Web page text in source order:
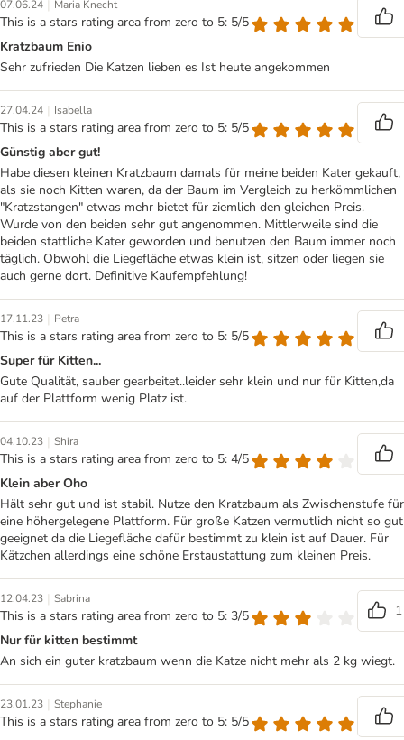
07.06.24 Maria Knecht
This is a stars rating area from zero to 5: 5/5
Kratzbaum Enio
Sehr zufrieden Die Katzen lieben es Ist heute angekommen
27.04.24 | Isabella
This is a stars rating area from zero to 5: 5/5
Günstig aber gut!
Habe diesen kleinen Kratzbaum damals für meine beiden Kater gekauft,
als sie noch Kitten waren, da der Baum im Vergleich zu herkömmlichen
"Kratzstangen" etwas mehr bietet für ziemlich den gleichen Preis.
Wurde von den beiden sehr gut angenommen. Mittlerweile sind die
beiden stattliche Kater geworden und benutzen den Baum immer noch
täglich. Obwohl die Liegefläche etwas klein ist, sitzen oder liegen sie
auch gerne dort. Definitive Kaufempfehlung!
17.11.23 | Petra
This is a stars rating area from zero to 5: 5/5
Super für Kitten...
Gute Qualität, sauber gearbeitet..leider sehr klein und nur für Kitten,da
auf der Plattform wenig Platz ist.
04.10.23 | Shira
This is a stars rating area from zero to 5: 4/5
Klein aber Oho
Hält sehr gut und ist stabil. Nutze den Kratzbaum als Zwischenstufe für
eine höhergelegene Plattform. Für große Katzen vermutlich nicht so gut
geeignet da die Liegefläche dafür bestimmt zu klein ist auf Dauer. Für
Kätzchen allerdings eine schöne Erstaustattung zum kleinen Preis.
12.04.23 | Sabrina
This is a stars rating area from zero to 5: 3/5
1
Nur für kitten bestimmt
An sich ein guter kratzbaum wenn die Katze nicht mehr als 2 kg wiegt.
23.01.23 | Stephanie
This is a stars rating area from zero to 5: 5/5